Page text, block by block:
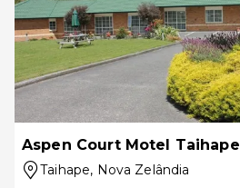
Aspen Court Motel Taihape
Taihape, Nova Zelândia